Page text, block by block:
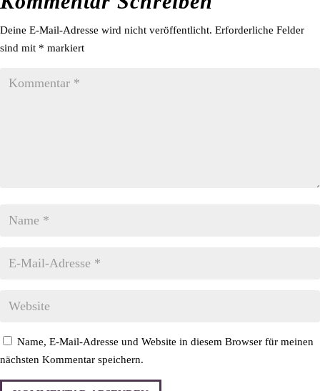
Deine E-Mail-Adresse wird nicht veröffentlicht. Erforderliche Felder
sind mit * markiert
Name, E-Mail-Adresse und Website in diesem Browser für meinen
nächsten Kommentar speichern.